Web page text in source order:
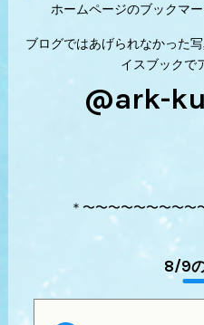
ホームページのブックマ
ブログではあげられなかった
イスブックで
@ark-
＊〜〜〜〜〜〜〜〜〜
8/9